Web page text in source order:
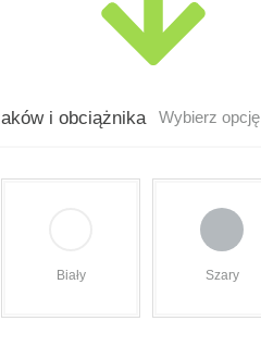
i obciążnika Wybierz opcję
Biały Szary